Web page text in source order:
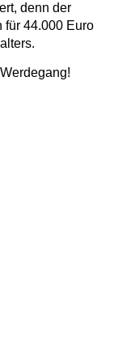
denn der
für 44.000 Euro